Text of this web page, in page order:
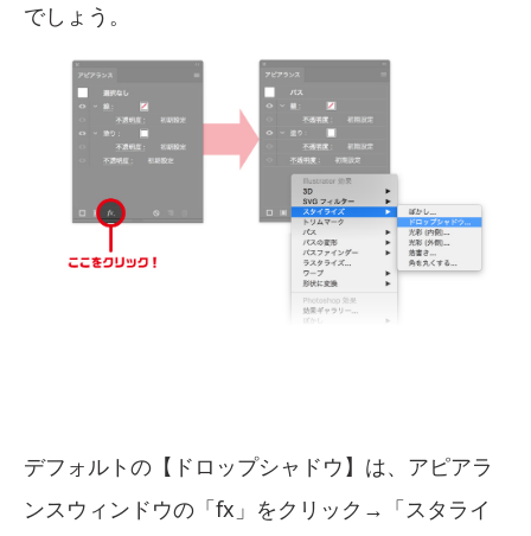
でしょう。
デフォルトの【ドロップシャドウ】は、アピアラ
ンスウィンドウの「fx」をクリック→「スタライ